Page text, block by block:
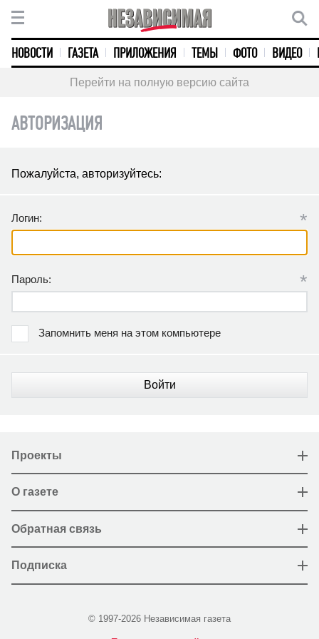
НОВОСТИ ГАЗЕТА ПРИЛОЖЕНИЯ ТЕМЫ ФОТО ВИДЕО
Перейти на полную версию сайта
АВТОРИЗАЦИЯ
Пожалуйста, авторизуйтесь:
Логин: *
Пароль: *
Запомнить меня на этом компьютере
Войти
Проекты
О газете
Обратная связь
Подписка
© 1997-2026 Независимая газета